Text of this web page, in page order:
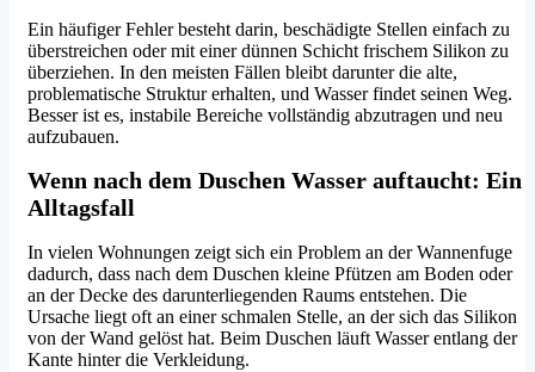
Ein häufiger Fehler besteht darin, beschädigte Stellen einfach zu
überstreichen oder mit einer dünnen Schicht frischem Silikon zu
überziehen. In den meisten Fällen bleibt darunter die alte,
problematische Struktur erhalten, und Wasser findet seinen Weg.
Besser ist es, instabile Bereiche vollständig abzutragen und neu
aufzubauen.
Wenn nach dem Duschen Wasser auftaucht: Ein
Alltagsfall
In vielen Wohnungen zeigt sich ein Problem an der Wannenfuge
dadurch, dass nach dem Duschen kleine Pfützen am Boden oder
an der Decke des darunterliegenden Raums entstehen. Die
Ursache liegt oft an einer schmalen Stelle, an der sich das Silikon
von der Wand gelöst hat. Beim Duschen läuft Wasser entlang der
Kante hinter die Verkleidung.